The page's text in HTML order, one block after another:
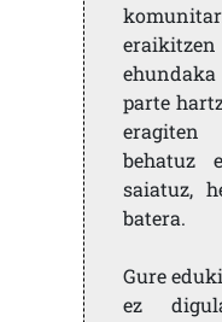
parte
eragiten
behatuz
saiatuz,
batera.
Gure
ez